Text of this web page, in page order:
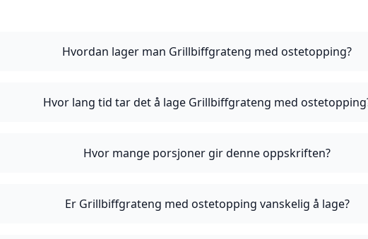
Hvordan lager man Grillbiffgrateng med ostetopping?
Hvor lang tid tar det å lage Grillbiffgrateng med
Hvor mange porsjoner gir denne oppskriften?
Er Grillbiffgrateng med ostetopping vanskelig å lage?